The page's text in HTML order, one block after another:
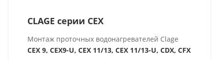
CLAGE серии CEX
Монтаж проточных водонагревателей Clage
CEX 9, CEX9-U, CEX 11/13, CEX 11/13-U, CDX, CFX